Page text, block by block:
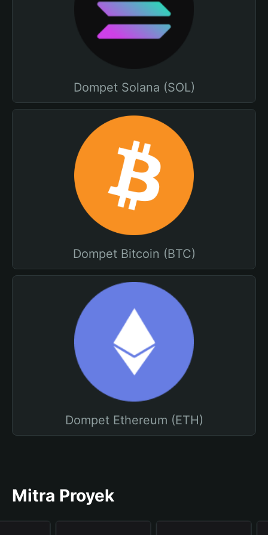
Dompet Solana (SOL)
Dompet Bitcoin (BTC)
Dompet Ethereum (ETH)
Mitra Proyek